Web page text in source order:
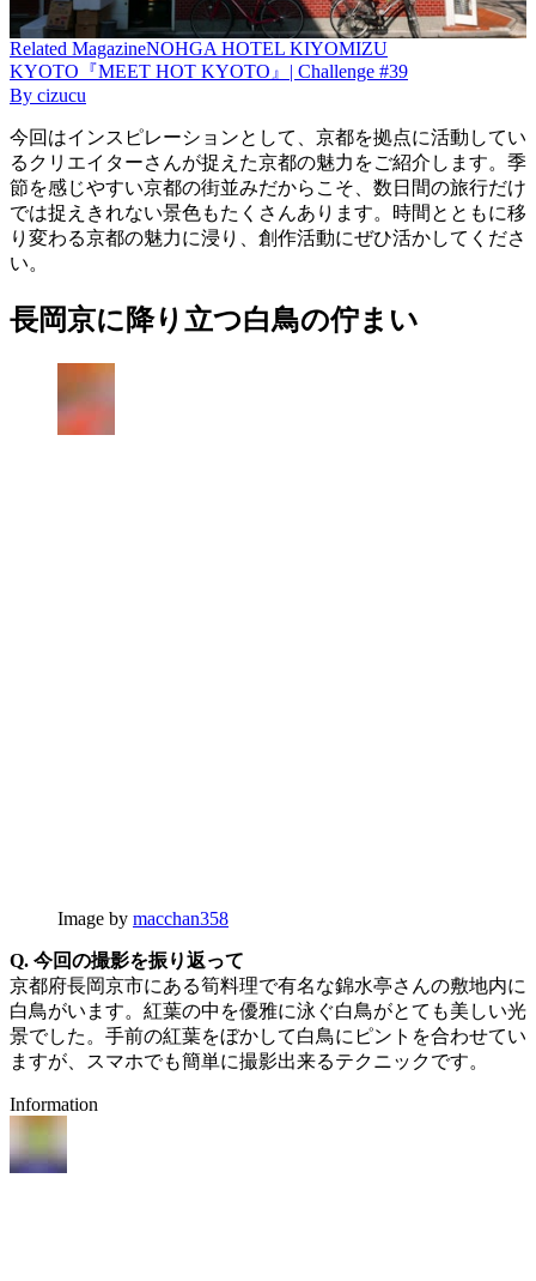
Related MagazineNOHGA HOTEL KIYOMIZU
KYOTO『MEET HOT KYOTO』| Challenge #39
By cizucu
今回はインスピレーションとして、京都を拠点に活動してい
るクリエイターさんが捉えた京都の魅力をご紹介します。季
節を感じやすい京都の街並みだからこそ、数日間の旅行だけ
では捉えきれない景色もたくさんあります。時間とともに移
り変わる京都の魅力に浸り、創作活動にぜひ活かしてくださ
い。
長岡京に降り立つ白鳥の佇まい
Image by macchan358
Q. 今回の撮影を振り返って
京都府長岡京市にある筍料理で有名な錦水亭さんの敷地内に
白鳥がいます。紅葉の中を優雅に泳ぐ白鳥がとても美しい光
景でした。手前の紅葉をぼかして白鳥にピントを合わせてい
ますが、スマホでも簡単に撮影出来るテクニックです。
Information